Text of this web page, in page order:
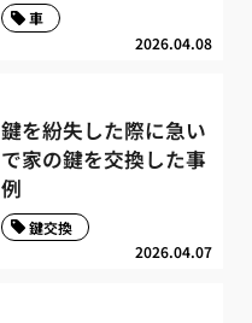
2026.04.08
車
鍵を紛失した際に急い
で家の鍵を交換した事
例
2026.04.07
鍵交換